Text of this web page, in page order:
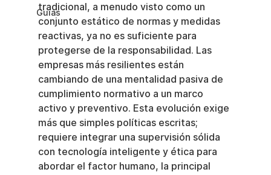
Guias
tradicional, a menudo visto como un
conjunto estático de normas y medidas
reactivas, ya no es suficiente para
protegerse de la responsabilidad. Las
empresas más resilientes están
cambiando de una mentalidad pasiva de
cumplimiento normativo a un marco
activo y preventivo. Esta evolución exige
más que simples políticas escritas;
requiere integrar una supervisión sólida
con tecnología inteligente y ética para
abordar el factor humano, la principal